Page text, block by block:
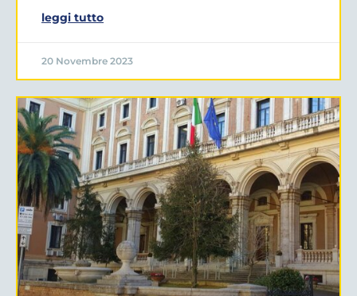
leggi tutto
20 Novembre 2023